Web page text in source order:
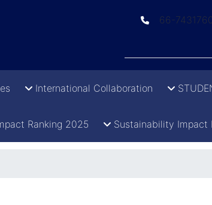
66-
International Collaboration
Ranking 2025 Sustainability Impact